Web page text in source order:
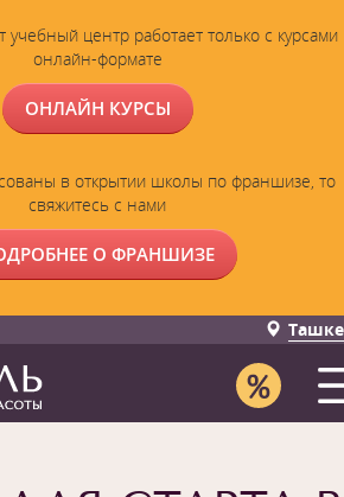
центр работает только с курсами
онлайн-формате
ОНЛАЙН КУРСЫ
в открытии школы по франшизе, то
свяжитесь с нами
О ФРАНШИЗЕ